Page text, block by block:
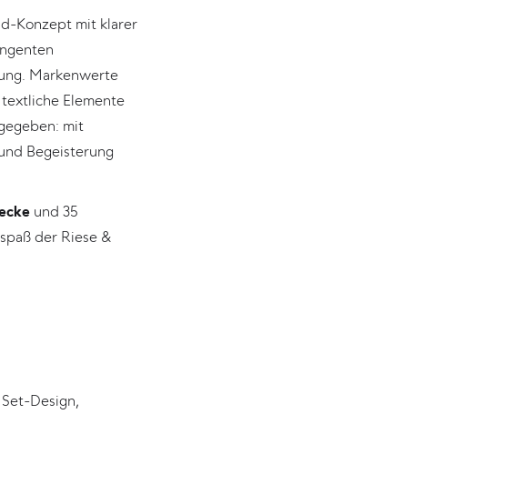
Konzept mit klarer
Markenwerte
Elemente
mit
Begeisterung
und 35
der Riese &
Design,